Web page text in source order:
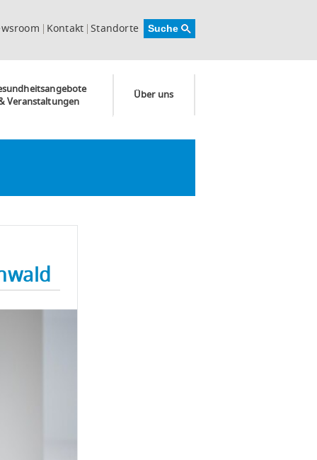
Kontakt Standorte
Veranstaltungen
Über uns